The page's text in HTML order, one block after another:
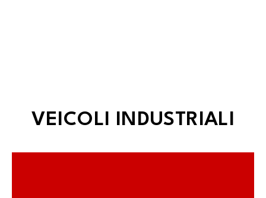
VEICOLI INDUSTRIALI